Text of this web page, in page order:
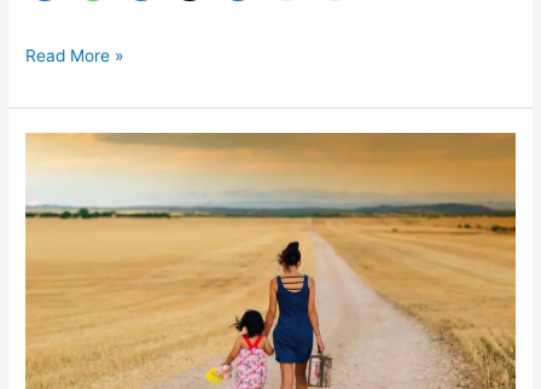
Os
de
criança,
adolescente
jovem
da
do
Read More »